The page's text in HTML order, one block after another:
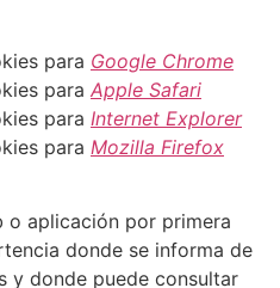
para Google Chrome
para Apple Safari
para Internet Explorer
para Mozilla Firefox
o aplicación por primera
donde se informa de
y donde puede consultar